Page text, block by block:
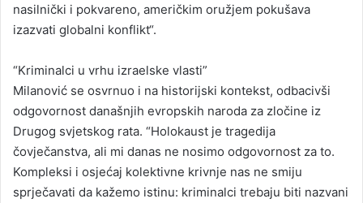
nasilnički i pokvareno, američkim oružjem pokušava
izazvati globalni konflikt“.
“Kriminalci u vrhu izraelske vlasti”
Milanović se osvrnuo i na historijski kontekst, odbacivši
odgovornost današnjih evropskih naroda za zločine iz
Drugog svjetskog rata. “Holokaust je tragedija
čovječanstva, ali mi danas ne nosimo odgovornost za to.
Kompleksi i osjećaj kolektivne krivnje nas ne smiju
sprječavati da kažemo istinu: kriminalci trebaju biti nazvani